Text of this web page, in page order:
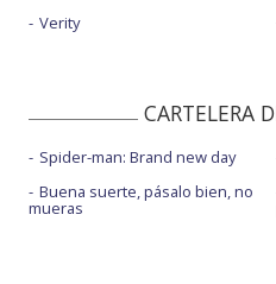
Verity
CARTELERA
Spider-man: Brand new day
Buena suerte, pásalo bien, no
mueras